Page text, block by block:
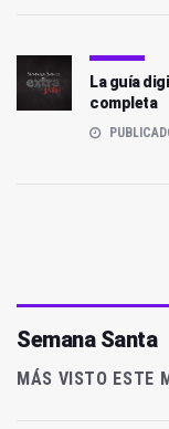
La guía
completa
Semana Santa
MÁS VISTO ESTE